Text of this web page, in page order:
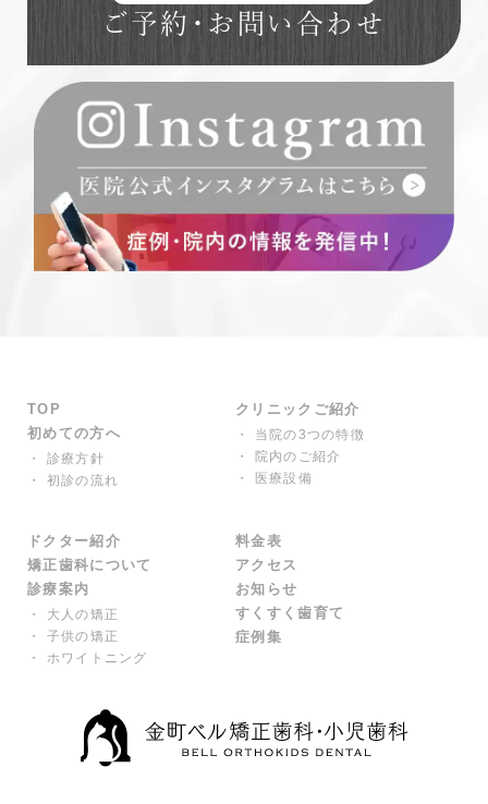
ご予約・お問い合わせ
TOP
初めての方へ
・ 診療方針
・ 初診の流れ
クリニックご紹介
・ 当院の3つの特徴
・ 院内のご紹介
・ 医療設備
ドクター紹介
矯正歯科について
診療案内
・ 大人の矯正
・ 子供の矯正
・ ホワイトニング
料金表
アクセス
お知らせ
すくすく歯育て
症例集